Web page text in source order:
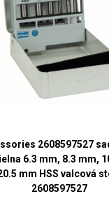
2608597527
6.3 mm, 8.3 mm,
mm HSS valcová
2608597527